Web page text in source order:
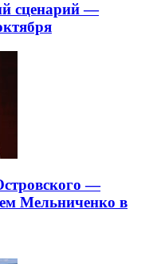
сценарий —
—
Мельниченко в